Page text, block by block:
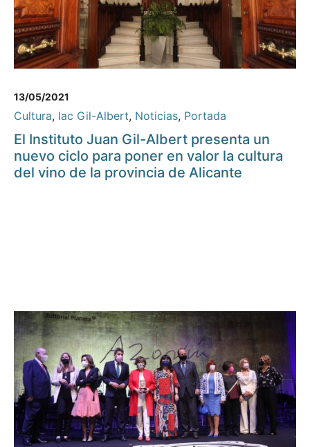
13/05/2021
Cultura, Iac Gil-Albert, Noticias, Portada
El Instituto Juan Gil-Albert presenta un
nuevo ciclo para poner en valor la cultura
del vino de la provincia de Alicante